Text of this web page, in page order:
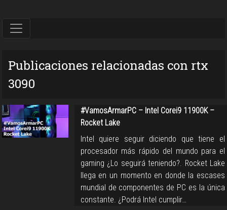
Publicaciones relacionadas con rtx
3090
#VamosArmarPC – Intel Corei9 11900K –
Rocket Lake
Intel quiere seguir diciendo que tiene el
procesador más rápido del mundo para el
gaming ¿Lo seguirá teniendo?. Rocket Lake
llega en un momento en donde la escases
mundial de componentes de PC es la única
constante. ¿Podrá Intel cumplir…